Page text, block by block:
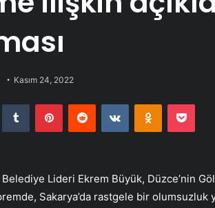
Kasım 24, 2022
Tumblr PinterestReddit VKontakteOdnoklassniki
Lideri Ekrem Büyük, Düzce’nin
Sakarya’da rastgele bir olumsuzluk